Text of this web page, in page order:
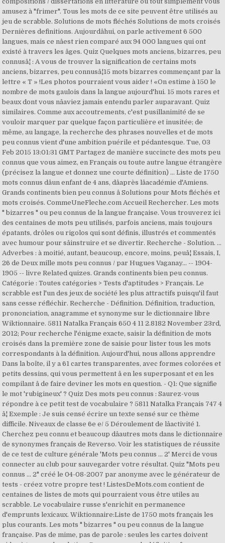
amusez à "frimer". Tous les mots de ce site peuvent être utilisés au
jeu de scrabble. Solutions de mots fléchés Solutions de mots croisés
Dernières definitions. Aujourdâhui, on parle activement 6 500
langues, mais ce nâest rien comparé aux 94 000 langues qui ont
existé à travers les âges. Quiz Quelques mots anciens, bizarres, peu
connusâ¦ : A vous de trouver la signification de certains mots
anciens, bizarres, peu connusâ¦15 mots bizarres commençant par la
lettre « T » !Les photos pourraient vous aider ! «On estime à 150 le
nombre de mots gaulois dans la langue aujourd'hui. 15 mots rares et
beaux dont vous nâaviez jamais entendu parler auparavant. Quiz
similaires. Comme aux accoutrements, c'est pusillanimité de se
vouloir marquer par quelque façon particulière et inusitée; de
même, au langage, la recherche des phrases nouvelles et de mots
peu connus vient d'une ambition puérile et pédantesque. Tue, 03
Feb 2015 13:01:31 GMT Partagez de manière succincte des mots peu
connus que vous aimez, en Français ou toute autre langue étrangère
(précisez la langue et donnez une courte définition) ... Liste de 1750
mots connus dâun enfant de 4 ans, dâaprès lâacadémie d'Amiens.
Grands continents bien peu connus â Solutions pour Mots fléchés et
mots croisés. CommeUneFleche.com Accueil Rechercher. Les mots
" bizarres " ou peu connus de la langue française. Vous trouverez ici
des centaines de mots peu utilisés, parfois anciens, mais toujours
épatants, drôles ou rigolos qui sont définis, illustrés et commentés
avec humour pour sâinstruire et se divertir. Recherche - Solution. ...
Adverbes : à moitié, autant, beaucoup, encore, moins, peuâ¦ Essais, I,
26 de Deux mille mots peu connus / par Hugues Vaganay... -- 1904-
1905 -- livre Related quizes. Grands continents bien peu connus.
Catégorie : Toutes catégories > Tests d'aptitudes > Français. Le
scrabble est l'un des jeux de société les plus attractifs puisqu'il faut
sans cesse réfléchir. Recherche - Définition. Définition, traduction,
prononciation, anagramme et synonyme sur le dictionnaire libre
Wiktionnaire. 5811 Natalka Français 650 4 11 2.8182 November 23rd,
2012; Pour recherche l'énigme exacte, saisir la définition de mots
croisés dans la première zone de saisie pour lister tous les mots
correspondants à la définition. Aujourd'hui, nous allons apprendre
Dans la boîte, il y a 61 cartes transparentes, avec formes colorées et
petits dessins, qui vous permettent â en les superposant et en les
compilant â de faire deviner les mots en question. - Q1: Que signifie
le mot 'rubigineux' ? Quiz Des mots peu connus : Saurez-vous
répondre à ce petit test de vocabulaire ? 5811 Natalka Français 747 4
â¦ Exemple : Je suis censé écrire un texte sensé sur ce thème
difficile. Niveaux de classe 6e e/ 5 Déroulement de lâactivité 1.
Cherchez peu connu et beaucoup dâautres mots dans le dictionnaire
de synonymes français de Reverso. Voir les statistiques de réussite
de ce test de culture générale 'Mots peu connus ... 2' Merci de vous
connecter au club pour sauvegarder votre résultat. Quiz "Mots peu
connus ... 2" créé le 04-08-2007 par anonyme avec le générateur de
tests - créez votre propre test ! ListesDeMots.com contient de
centaines de listes de mots qui pourraient vous être utiles au
scrabble. Le vocabulaire russe s'enrichit en permanence
d'emprunts lexicaux. Wiktionnaire:Liste de 1750 mots français les
plus courants. Les mots " bizarres " ou peu connus de la langue
française. Pas de mime, pas de parole : seules les cartes doivent